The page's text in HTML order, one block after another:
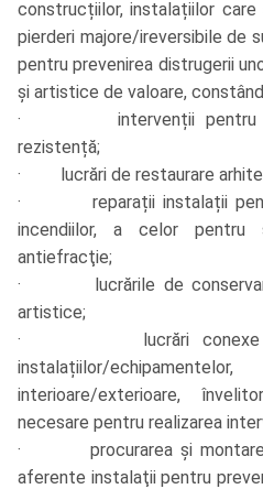
construcțiilor, instalațiilor
pierderi majore/ireversibile de
pentru prevenirea distrugerii
și artistice de valoare,
· intervenții pentru
rezistență;
· lucrări de restaurare
· reparații instalații
incendiilor, a celor pentru
antiefracţie;
· lucrările de conservare,
artistice;
· lucrări conexe –
instalațiilor/
interioare/exterioare,
necesare pentru realizarea
· procurarea și montarea
aferente instalaţii pentru